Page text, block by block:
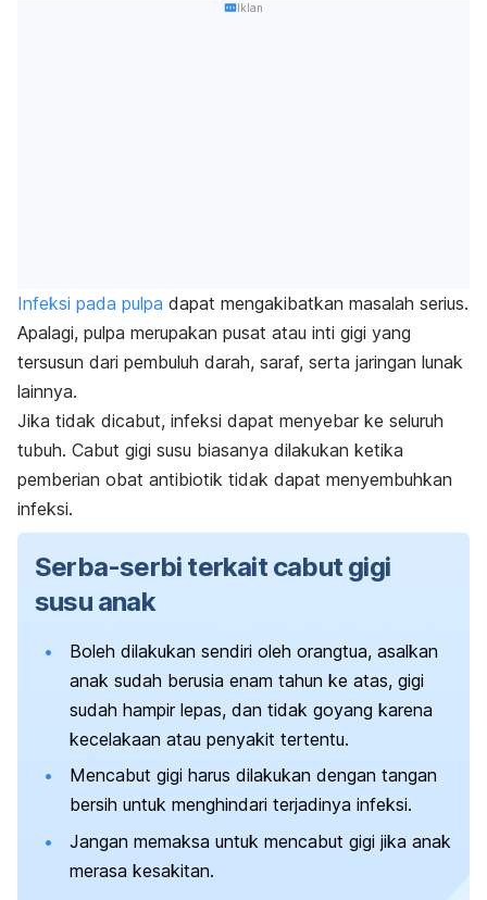
Iklan
Infeksi pada pulpa dapat mengakibatkan masalah serius.
Apalagi, pulpa merupakan pusat atau inti gigi yang
tersusun dari pembuluh darah, saraf, serta jaringan lunak
lainnya.
Jika tidak dicabut, infeksi dapat menyebar ke seluruh
tubuh. Cabut gigi susu biasanya dilakukan ketika
pemberian obat antibiotik tidak dapat menyembuhkan
infeksi.
Serba-serbi terkait cabut gigi
susu anak
Boleh dilakukan sendiri oleh orangtua, asalkan
anak sudah berusia enam tahun ke atas, gigi
sudah hampir lepas, dan tidak goyang karena
kecelakaan atau penyakit tertentu.
Mencabut gigi harus dilakukan dengan tangan
bersih untuk menghindari terjadinya infeksi.
Jangan memaksa untuk mencabut gigi jika anak
merasa kesakitan.